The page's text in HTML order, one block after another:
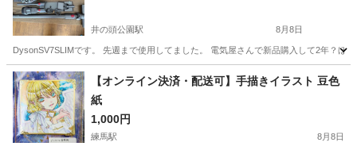
井の頭公園駅 8月8日
DysonSV7SLIMです。 先週まで使用してました。 電気屋さんで新品購入して2年？ほ
東京 三鷹市 井の頭公園駅 その他 Dyson
【オンライン決済・配送可】手描きイラスト 豆色
紙
1,000円
練馬駅 8月8日